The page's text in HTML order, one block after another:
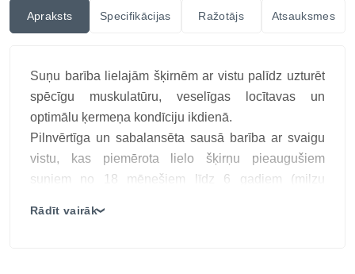
Apraksts Specifikācijas Ražotājs Atsauksmes
Suņu barība lielajām šķirnēm ar vistu palīdz uzturēt
spēcīgu muskulatūru, veselīgas locītavas un
optimālu ķermeņa kondīciju ikdienā.
Pilnvērtīga un sabalansēta sausā barība ar svaigu
vistu, kas piemērota lielo šķirņu pieaugušiem
suņiem no 18 mēnešiem līdz 6 gadiem (milzu
Rādīt vairāk❯